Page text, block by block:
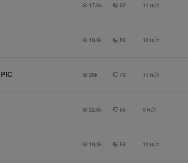
17.6k 62 11 หน้า
19.9k 83 10 หน้า
25k 73 11 หน้า
22.6k 55 9 หน้า
19.3k 59 10 หน้า